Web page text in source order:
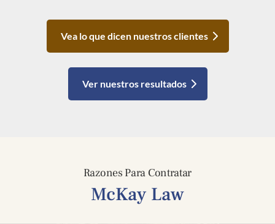
Vea lo que dicen nuestros clientes
Ver nuestros resultados
Razones Para Contratar
McKay Law